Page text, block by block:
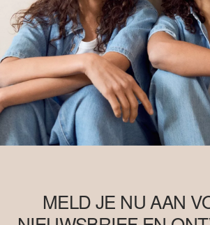
MELD JE NU AAN